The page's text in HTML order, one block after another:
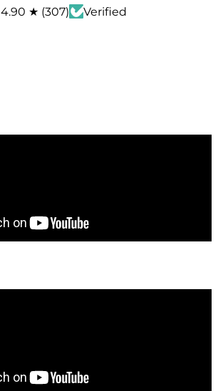
klanten
4.90 ★ (307) Verified